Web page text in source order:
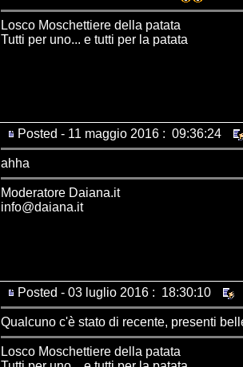
Losco Moschettiere della patata
Tutti per uno... e tutti per la patata
Posted - 11 maggio 2016 : 09:36:24
ahha
Moderatore Daiana.it
info@daiana.it
Posted - 03 luglio 2016 : 18:30:10
Qualcuno c'è stato di recente, presenti
Losco Moschettiere della patata